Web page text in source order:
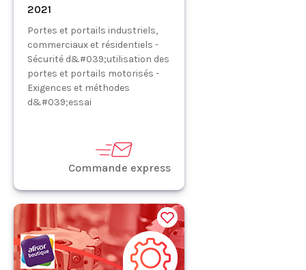
2021
Portes et portails industriels,
commerciaux et résidentiels -
Sécurité d&#039;utilisation des
portes et portails motorisés -
Exigences et méthodes
d&#039;essai
Commande express